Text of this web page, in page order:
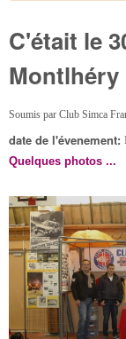
C'était le
Montlhéry
Soumis par Club Simca
date de l'évenement:
Quelques photos ...